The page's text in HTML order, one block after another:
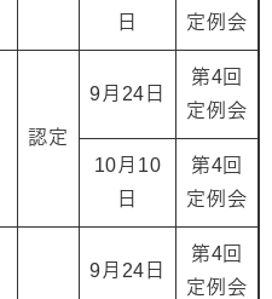
日
定例会
認定
9月24日
第4回
定例会
10月10
日
第4回
定例会
9月24日
第4回
定例会